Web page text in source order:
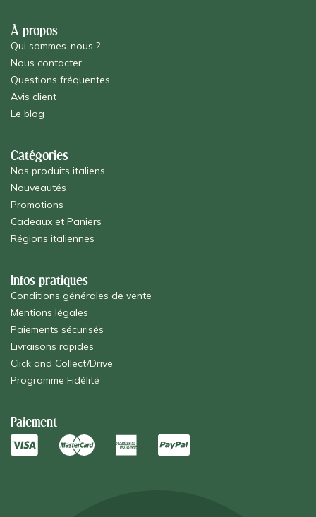
À propos
Qui sommes-nous ?
Nous contacter
Questions fréquentes
Avis client
Le blog
Catégories
Nos produits italiens
Nouveautés
Promotions
Cadeaux et Paniers
Régions italiennes
Infos pratiques
Conditions générales de vente
Mentions légales
Paiements sécurisés
Livraisons rapides
Click and Collect/Drive
Programme Fidélité
Paiement